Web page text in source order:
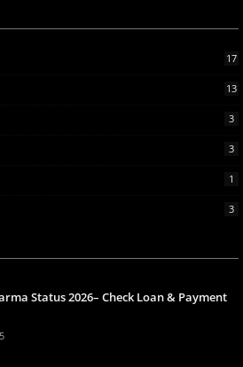
17
13
3
3
1
3
Status 2026– Check Loan & Payment